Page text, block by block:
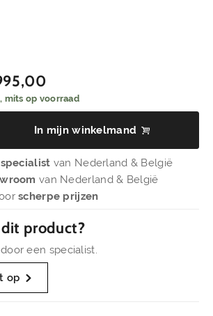
mits op voorraad
In mijn winkelmand
specialist van Nederland & België
van Nederland & België
scherpe prijzen
product?
een specialist.
op